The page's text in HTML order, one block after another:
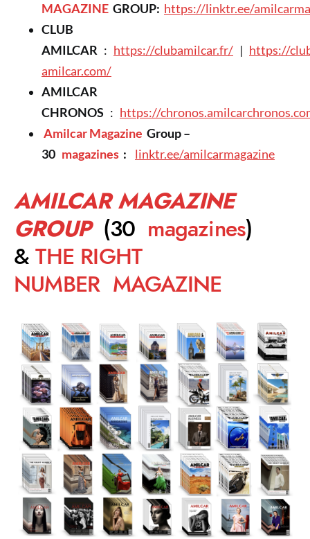
MAGAZINE GROUP: https://linktr.ee/
CLUB
AMILCAR : https://clubamilcar.fr/ | https://
amilcar.com/
AMILCAR
CHRONOS : https://
Amilcar Magazine Group –
30 magazines : linktr.ee/amilcarmagazine
AMILCAR MAGAZINE
GROUP (30 magazines)
&THE RIGHT
NUMBER MAGAZINE